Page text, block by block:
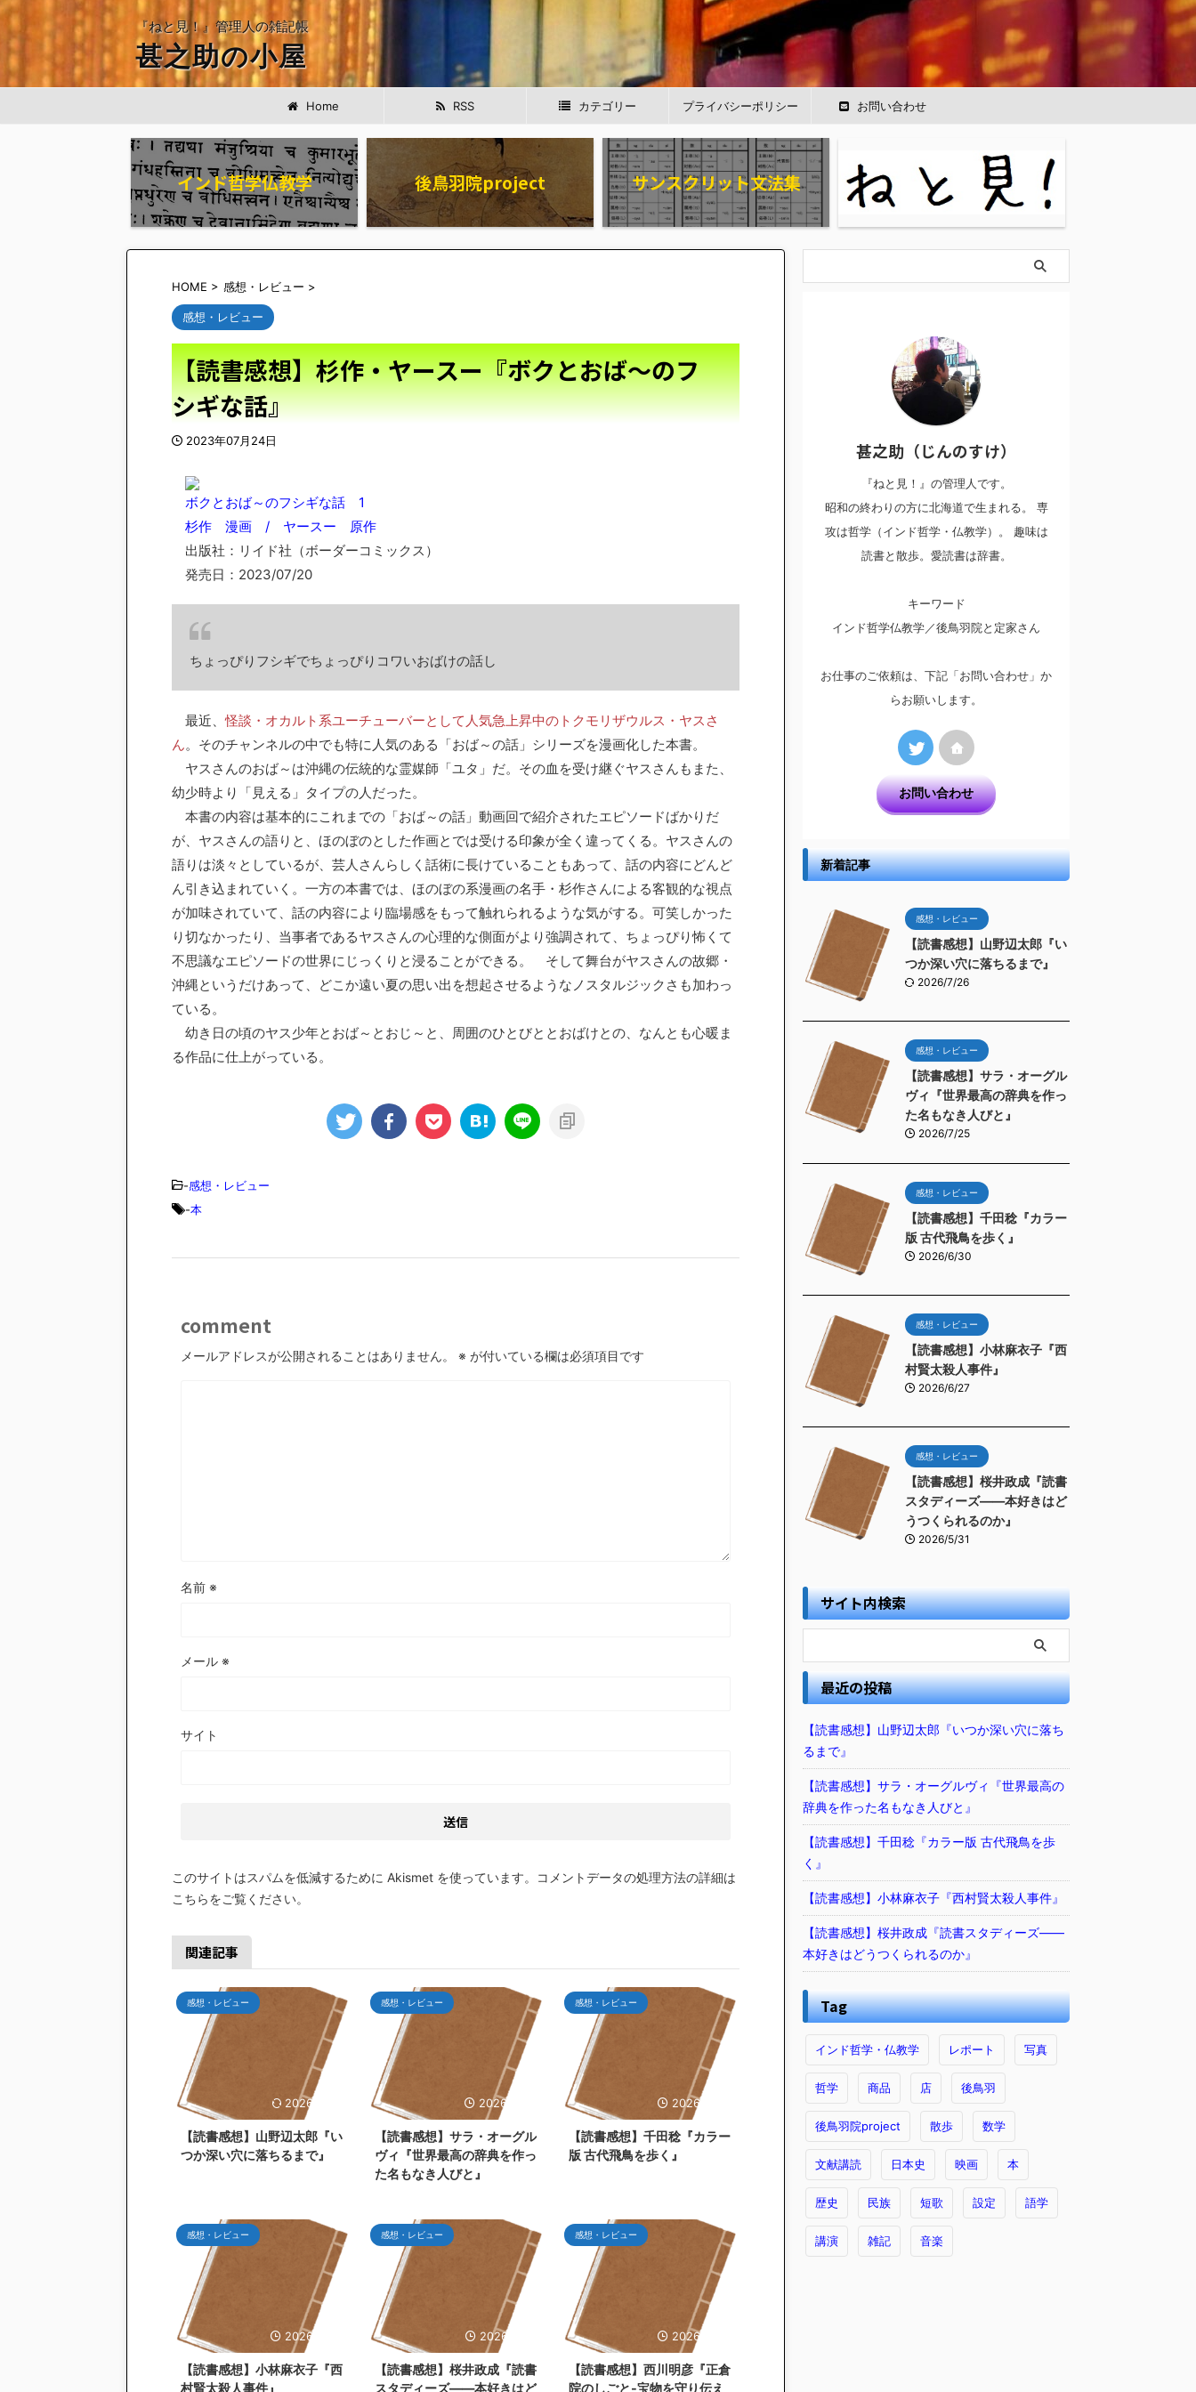
『ねと見！』管理人の雑記帳
甚之助の小屋
Home RSS カテゴリー プライバシーポリシー お問い合わせ
インド哲学仏教学 後鳥羽院project サンスクリット文法集
HOME > 感想・レビュー >
感想・レビュー
【読書感想】杉作・ヤースー『ボクとおば～のフ
シギな話』
2023年07月24日
ボクとおば～のフシギな話 1
杉作 漫画 / ヤースー 原作
出版社：リイド社（ボーダーコミックス）
発売日：2023/07/20
ちょっぴりフシギでちょっぴりコワいおばけの話し
最近、怪談・オカルト系ユーチューバーとして人気急上昇中のトクモリザウルス・ヤスさ
ん。そのチャンネルの中でも特に人気のある「おば～の話」シリーズを漫画化した本書。
ヤスさんのおば～は沖縄の伝統的な霊媒師「ユタ」だ。その血を受け継ぐヤスさんもまた、
幼少時より「見える」タイプの人だった。
本書の内容は基本的にこれまでの「おば～の話」動画回で紹介されたエピソードばかりだ
が、ヤスさんの語りと、ほのぼのとした作画とでは受ける印象が全く違ってくる。ヤスさんの
語りは淡々としているが、芸人さんらしく話術に長けていることもあって、話の内容にどんど
ん引き込まれていく。一方の本書では、ほのぼの系漫画の名手・杉作さんによる客観的な視点
が加味されていて、話の内容により臨場感をもって触れられるような気がする。可笑しかった
り切なかったり、当事者であるヤスさんの心理的な側面がより強調されて、ちょっぴり怖くて
不思議なエピソードの世界にじっくりと浸ることができる。 そして舞台がヤスさんの故郷・
沖縄というだけあって、どこか遠い夏の思い出を想起させるようなノスタルジックさも加わっ
ている。
幼き日の頃のヤス少年とおば～とおじ～と、周囲のひとびととおばけとの、なんとも心暖ま
る作品に仕上がっている。
-感想・レビュー
-本
comment
メールアドレスが公開されることはありません。 ※ が付いている欄は必須項目です
名前 ※
メール ※
サイト
このサイトはスパムを低減するために Akismet を使っています。
コメントデータの処理方法の詳細は
こちらをご覧ください。
関連記事
感想・レビュー
2026/7/26
【読書感想】山野辺太郎『い
つか深い穴に落ちるまで』
感想・レビュー
2026/7/25
【読書感想】サラ・オーグル
ヴィ『世界最高の辞典を作っ
た名もなき人びと』
感想・レビュー
2026/6/30
【読書感想】千田稔『カラー
版 古代飛鳥を歩く』
感想・レビュー
2026/6/27
【読書感想】小林麻衣子『西
村賢太殺人事件』
感想・レビュー
2026/5/31
【読書感想】桜井政成『読書
スタディーズ――本好きはど
感想・レビュー
2026/5/26
【読書感想】西川明彦『正倉
院のしごと-宝物を守り伝え
甚之助（じんのすけ）
『ねと見！』の管理人です。
昭和の終わりの方に北海道で生まれる。 専
攻は哲学（インド哲学・仏教学）。 趣味は
読書と散歩。愛読書は辞書。
キーワード
インド哲学仏教学／後鳥羽院と定家さん
お仕事のご依頼は、下記「お問い合わせ」か
らお願いします。
お問い合わせ
新着記事
感想・レビュー
【読書感想】山野辺太郎『い
つか深い穴に落ちるまで』
2026/7/26
感想・レビュー
【読書感想】サラ・オーグル
ヴィ『世界最高の辞典を作っ
た名もなき人びと』
2026/7/25
感想・レビュー
【読書感想】千田稔『カラー
版 古代飛鳥を歩く』
2026/6/30
感想・レビュー
【読書感想】小林麻衣子『西
村賢太殺人事件』
2026/6/27
感想・レビュー
【読書感想】桜井政成『読書
スタディーズ――本好きはど
うつくられるのか』
2026/5/31
サイト内検索
最近の投稿
【読書感想】山野辺太郎『いつか深い穴に落ち
るまで』
【読書感想】サラ・オーグルヴィ『世界最高の
辞典を作った名もなき人びと』
【読書感想】千田稔『カラー版 古代飛鳥を歩
く』
【読書感想】小林麻衣子『西村賢太殺人事件』
【読書感想】桜井政成『読書スタディーズ――
本好きはどうつくられるのか』
Tag
インド哲学・仏教学 レポート 写真
哲学 商品 店 後鳥羽
後鳥羽院project 散歩 数学
文献講読 日本史 映画 本
歴史 民族 短歌 設定 語学
講演 雑記 音楽